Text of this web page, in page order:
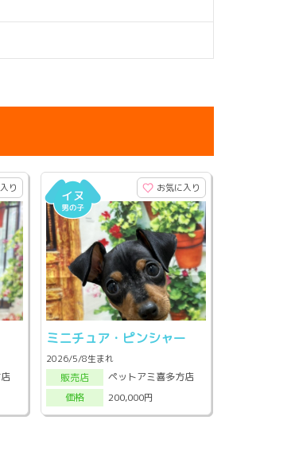
り お気に入り
ミニチュア・ピンシャー
2026/5/8生まれ
販売店
ペットアミ喜多方店
価格
200,000円